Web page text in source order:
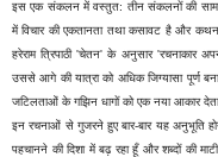
इस एक संकलन में वस्तुत: तीन संकलनों की
में विचार की एकतानता तथा कसावट है और कथन
हरेराम त्रिपाठी 'चेतन' के अनुसार 'रचनाकार
उससे आगे की यात्रा को अधिक जिग्यासा पूर्ण
जटिलताओं के गझिन धागों को एक नया आकार
इन रचनाओं से गुजरने हुए बार-बार यह अनुभूति
पहचानने की दिशा में बढ़ रहा हूँ और शब्दों की